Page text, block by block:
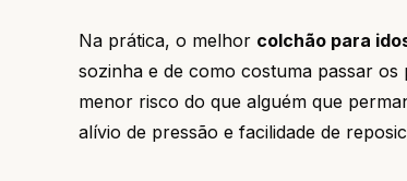
Na prática, o melhor colchão para
sozinha e de como costuma passar
menor risco do que alguém que
alívio de pressão e facilidade de